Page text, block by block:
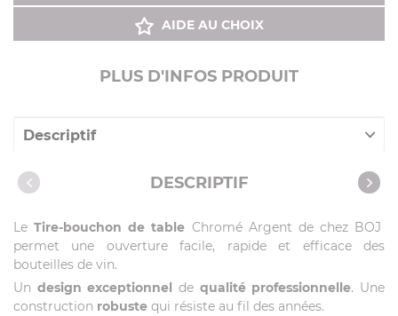
AIDE AU CHOIX
PLUS D'INFOS PRODUIT
Descriptif
Caractéristiques DESCRIPTIF
LeTire-bouchon de table Chromé Argent de chez BOJ
permet une ouverture facile, rapide et efficace des
bouteilles de vin.
Un design exceptionnel de qualité professionnelle. Une
construction robuste qui résiste au fil des années.